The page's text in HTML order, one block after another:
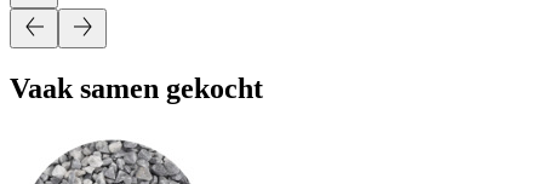
Vaak samen gekocht